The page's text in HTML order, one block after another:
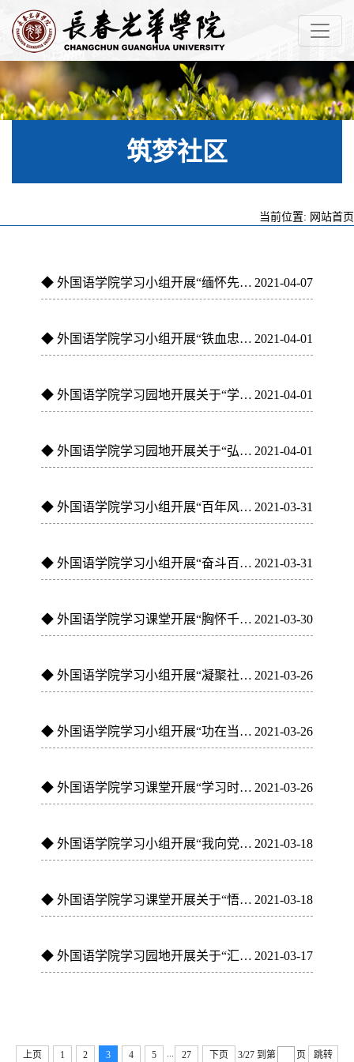
筑梦社区
当前位置: 网站首页
2021-04-07
◆ 外国语学院学习小组开展“缅怀先烈 铭记历史 2021网上祭英烈...
2021-04-01
◆ 外国语学院学习小组开展“铁血忠魂，永驻海天”主题教育活动
2021-04-01
◆ 外国语学院学习园地开展关于“学习英雄榜样，凝聚奋斗力量”...
2021-04-01
◆ 外国语学院学习园地开展关于“弘扬红船精神，传承红色基因”...
2021-03-31
◆ 外国语学院学习小组开展“百年风雨，铸就辉煌”主题教育活动
2021-03-31
◆ 外国语学院学习小组开展“奋斗百年路，启航新征程”主题教育活动
2021-03-30
◆ 外国语学院学习课堂开展“胸怀千秋伟业，恰是百年风华”主题...
2021-03-26
◆ 外国语学院学习小组开展“凝聚社会财富，共铸教育合力”主题...
2021-03-26
◆ 外国语学院学习小组开展“功在当下，利在千秋”主题教育活动
2021-03-26
◆ 外国语学院学习课堂开展“学习时代楷模，感受榜样力量”主题...
2021-03-18
◆ 外国语学院学习小组开展“我向党旗敬个礼”主题教育活动
2021-03-18
◆ 外国语学院学习课堂开展关于“悟思想，开新局”主题研讨活动
2021-03-17
◆ 外国语学院学习园地开展关于“汇聚青年力量，奋进共筑中国梦...
上页 1 2 3 4 5 ... 27 下页 3/27 到第 页 跳转